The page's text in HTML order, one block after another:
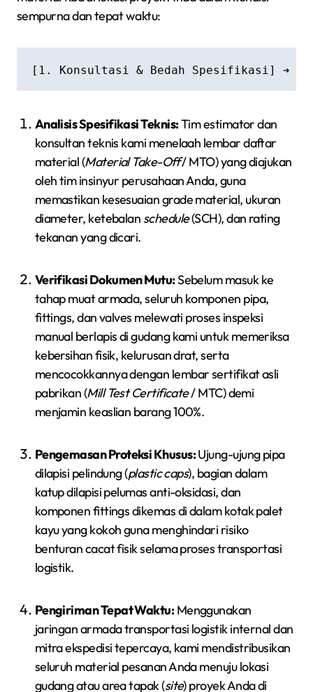
sempurna dan tepat waktu:
Analisis Spesifikasi Teknis:Tim estimator dan
konsultan teknis kami menelaah lembar daftar
material (Material Take-Off/ MTO) yang diajukan
oleh tim insinyur perusahaan Anda, guna
memastikan kesesuaian grade material, ukuran
diameter, ketebalan schedule(SCH), dan rating
tekanan yang dicari.
Verifikasi Dokumen Mutu:Sebelum masuk ke
tahap muat armada, seluruh komponen pipa,
fittings, dan valves melewati proses inspeksi
manual berlapis di gudang kami untuk memeriksa
kebersihan fisik, kelurusan drat, serta
mencocokkannya dengan lembar sertifikat asli
pabrikan (Mill Test Certificate/ MTC) demi
menjamin keaslian barang 100%.
Pengemasan Proteksi Khusus:Ujung-ujung pipa
dilapisi pelindung (plastic caps), bagian dalam
katup dilapisi pelumas anti-oksidasi, dan
komponen fittings dikemas di dalam kotak palet
kayu yang kokoh guna menghindari risiko
benturan cacat fisik selama proses transportasi
logistik.
Pengiriman Tepat Waktu:Menggunakan
jaringan armada transportasi logistik internal dan
mitra ekspedisi tepercaya, kami mendistribusikan
seluruh material pesanan Anda menuju lokasi
gudang atau area tapak (site) proyek Anda di